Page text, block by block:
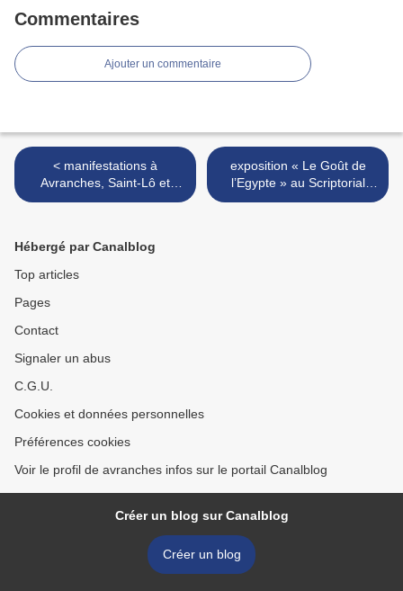
Commentaires
Ajouter un commentaire
< manifestations à
Avranches, Saint-Lô et
Cherbourg contre le projet
exposition « Le Goût de
l’Egypte » au Scriptorial
d’Avranches - du 2 avril au
Hébergé par Canalblog
Top articles
Pages
Contact
Signaler un abus
C.G.U.
Cookies et données personnelles
Préférences cookies
Voir le profil de avranches infos sur le portail Canalblog
Créer un blog sur Canalblog
Créer un blog